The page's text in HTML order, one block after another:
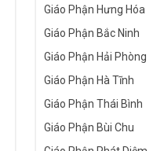
Giáo Phận Hưng Hóa
Giáo Phận Bắc Ninh
Giáo Phận Hải Phòng
Giáo Phận Hà Tĩnh
Giáo Phận Thái Bình
Giáo Phận Bùi Chu